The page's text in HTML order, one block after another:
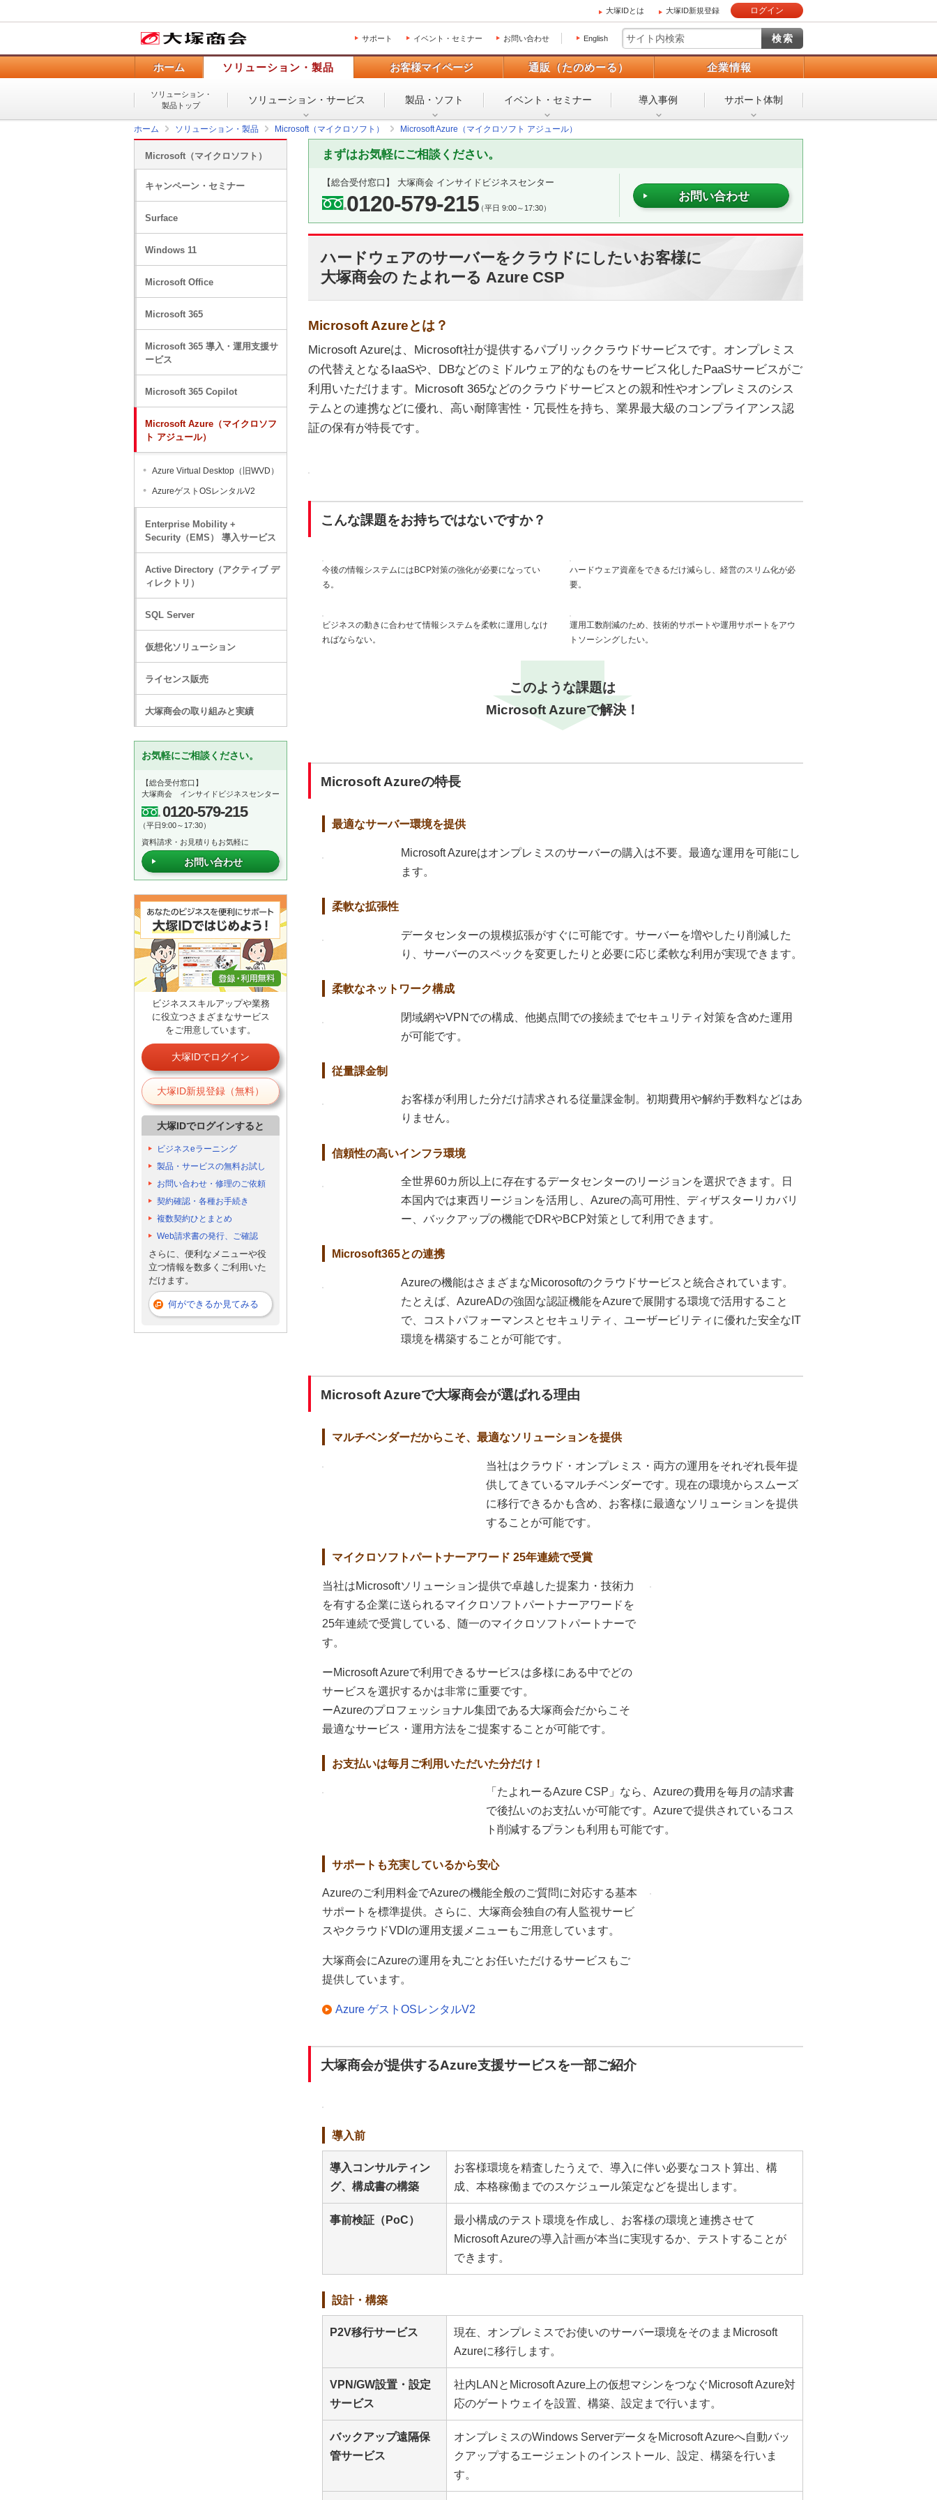
大塚IDとは 大塚ID新規登録 ログイン
サポート イベント・セミナー お問い合わせ English
ホーム ソリューション・製品 お客様マイページ 通販（たのめーる） 企業情報
ソリューション・
製品トップ
ソリューション・ サービス 製品・ソフト イベント・ セミナー 導入事例 サポート体制
ホーム ソリューション・製品 Microsoft（マイクロソフト） Microsoft Azure（マイクロソフト アジュール）
まずはお気軽にご相談ください。
【総合受付窓口】 大塚商会 インサイドビジネスセンター
0120-579-215（平日 9:00～17:30）
お問い合わせ
ハードウェアのサーバーをクラウドにしたいお客様に
大塚商会の たよれーる Azure CSP
Microsoft Azureとは？
Microsoft Azureは、Microsoft社が提供するパブリッククラウドサービスです。オンプレミス
の代替えとなるIaaSや、DBなどのミドルウェア的なものをサービス化したPaaSサービスがご
利用いただけます。Microsoft 365などのクラウドサービスとの親和性やオンプレミスのシス
テムとの連携などに優れ、高い耐障害性・冗長性を持ち、業界最大級のコンプライアンス認
証の保有が特長です。
こんな課題をお持ちではないですか？
今後の情報システムにはBCP対策の強化が必要になってい
る。
ハードウェア資産をできるだけ減らし、経営のスリム化が必
要。
ビジネスの動きに合わせて情報システムを柔軟に運用しなけ
ればならない。
運用工数削減のため、技術的サポートや運用サポートをアウ
トソーシングしたい。
このような課題は
Microsoft Azureで解決！
Microsoft Azureの特長
最適なサーバー環境を提供
Microsoft Azureはオンプレミスのサーバーの購入は不要。最適な運用を可能にし
ます。
柔軟な拡張性
データセンターの規模拡張がすぐに可能です。サーバーを増やしたり削減した
り、サーバーのスペックを変更したりと必要に応じ柔軟な利用が実現できます。
柔軟なネットワーク構成
閉域網やVPNでの構成、他拠点間での接続までセキュリティ対策を含めた運用
が可能です。
従量課金制
お客様が利用した分だけ請求される従量課金制。初期費用や解約手数料などはあ
りません。
信頼性の高いインフラ環境
全世界60カ所以上に存在するデータセンターのリージョンを選択できます。日
本国内では東西リージョンを活用し、Azureの高可用性、ディザスターリカバリ
ー、バックアップの機能でDRやBCP対策として利用できます。
Microsoft365との連携
Azureの機能はさまざまなMicorosoftのクラウドサービスと統合されています。
たとえば、AzureADの強固な認証機能をAzureで展開する環境で活用すること
で、コストパフォーマンスとセキュリティ、ユーザービリティに優れた安全なIT
環境を構築することが可能です。
Microsoft Azureで大塚商会が選ばれる理由
マルチベンダーだからこそ、最適なソリューションを提供
当社はクラウド・オンプレミス・両方の運用をそれぞれ長年提
供してきているマルチベンダーです。現在の環境からスムーズ
に移行できるかも含め、お客様に最適なソリューションを提供
することが可能です。
マイクロソフトパートナーアワード 25年連続で受賞
当社はMicrosoftソリューション提供で卓越した提案力・技術力
を有する企業に送られるマイクロソフトパートナーアワードを
25年連続で受賞している、随一のマイクロソフトパートナーで
す。
ーMicrosoft Azureで利用できるサービスは多様にある中でどの
サービスを選択するかは非常に重要です。
ーAzureのプロフェッショナル集団である大塚商会だからこそ
最適なサービス・運用方法をご提案することが可能です。
お支払いは毎月ご利用いただいた分だけ！
「たよれーるAzure CSP」なら、Azureの費用を毎月の請求書
で後払いのお支払いが可能です。Azureで提供されているコス
ト削減するプランも利用も可能です。
サポートも充実しているから安心
Azureのご利用料金でAzureの機能全般のご質問に対応する基本
サポートを標準提供。さらに、大塚商会独自の有人監視サービ
スやクラウドVDIの運用支援メニューもご用意しています。
大塚商会にAzureの運用を丸ごとお任いただけるサービスもご
提供しています。
Azure ゲストOSレンタルV2
大塚商会が提供するAzure支援サービスを一部ご紹介
導入前
導入コンサルティン
グ、構成書の構築
お客様環境を精査したうえで、導入に伴い必要なコスト算出、構
成、本格稼働までのスケジュール策定などを提出します。
事前検証（PoC）
最小構成のテスト環境を作成し、お客様の環境と連携させて
Microsoft Azureの導入計画が本当に実現するか、テストすることが
できます。
設計・構築
P2V移行サービス
現在、オンプレミスでお使いのサーバー環境をそのままMicrosoft
Azureに移行します。
VPN/GW設置・設定
サービス
社内LANとMicrosoft Azure上の仮想マシンをつなぐMicrosoft Azure対
応のゲートウェイを設置、構築、設定まで行います。
バックアップ遠隔保
管サービス
オンプレミスのWindows ServerデータをMicrosoft Azureへ自動バッ
クアップするエージェントのインストール、設定、構築を行いま
す。
Microsoft（マイクロソフト）
キャンペーン・セミナー
Surface
Windows 11
Microsoft Office
Microsoft 365
Microsoft 365 導入・運用支援サ
ービス
Microsoft 365 Copilot
Microsoft Azure（マイクロソフ
ト アジュール）
Azure Virtual Desktop（旧WVD）
AzureゲストOSレンタルV2
Enterprise Mobility +
Security（EMS） 導入サービス
Active Directory（アクティブ デ
ィレクトリ）
SQL Server
仮想化ソリューション
ライセンス販売
大塚商会の取り組みと実績
お気軽にご相談ください。
【総合受付窓口】
大塚商会 インサイドビジネスセンター
0120-579-215
（平日9:00～17:30）
資料請求・お見積りもお気軽に
お問い合わせ
ビジネススキルアップや業務
に役立つさまざまなサービス
をご用意しています。
大塚IDでログイン
大塚ID新規登録（無料）
大塚IDでログインすると
ビジネスeラーニング
製品・サービスの無料お試し
お問い合わせ・修理のご依頼
契約確認・各種お手続き
複数契約ひとまとめ
Web請求書の発行、ご確認
さらに、便利なメニューや役
立つ情報を数多くご利用いた
だけます。
何ができるか見てみる